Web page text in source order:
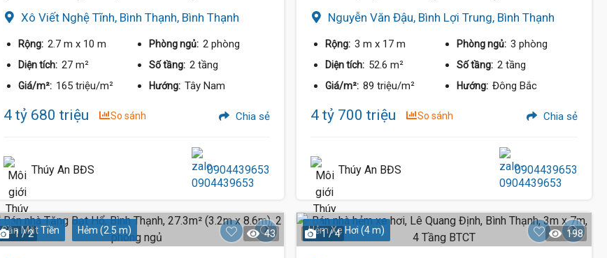
Xô Viết Nghệ Tĩnh, Bình Thạnh, Bình Thạnh
Rộng: 2.7 m x 10 m Phòng ngủ: 2 phòng
Diện tích: 27 m² Số tầng: 2 tầng
Giá/m²: 165 triệu/m² Hướng: Tây Nam
4 tỷ 680 triệu So sánh Chia sẻ
Thúy An BĐS 0904439653
Nguyễn Văn Đậu, Bình Lợi Trung, Bình Thạnh
Rộng: 3 m x 17 m Phòng ngủ: 3 phòng
Diện tích: 52.6 m² Số tầng: 2 tầng
Giá/m²: 89 triệu/m² Hướng: Đông Bắc
4 tỷ 700 triệu So sánh Chia sẻ
Thúy An BĐS 0904439653
Gần Mặt Tiền Hẻm (2.5 m)
1 / 2 43 Hẻm Xe Hơi (4 m)
1 / 4 198